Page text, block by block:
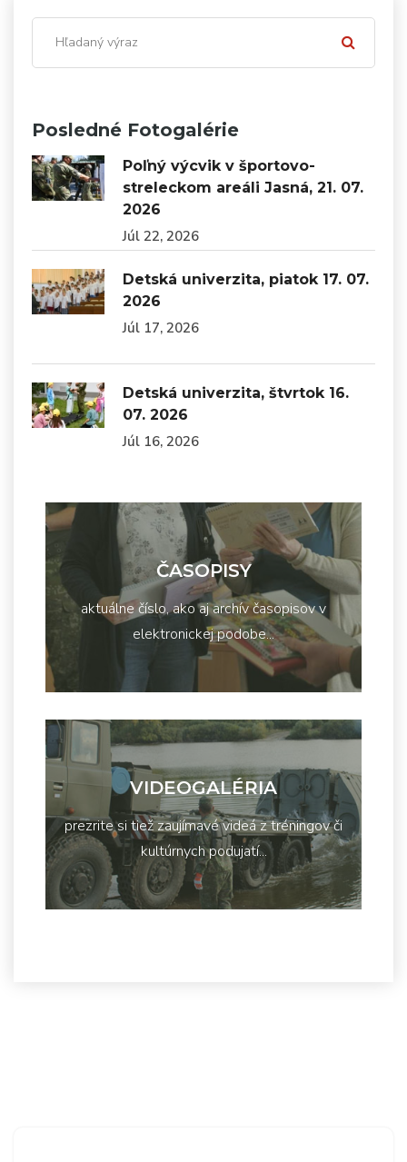
Posledné Fotogalérie
Poľný výcvik v športovo-
streleckom areáli Jasná, 21. 07.
2026
Júl 22, 2026
Detská univerzita, piatok 17. 07.
2026
Júl 17, 2026
Detská univerzita, štvrtok 16.
07. 2026
Júl 16, 2026
ČASOPISY
aktuálne číslo, ako aj archív časopisov v
elektronickej podobe...
VIDEOGALÉRIA
prezrite si tiež zaujímavé videá z tréningov či
kultúrnych podujatí...